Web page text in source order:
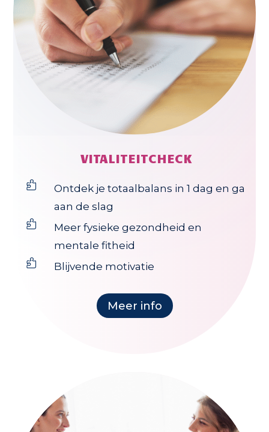
VITALITEITCHECK

Ontdek je totaalbalans in 1 dag en ga
aan de slag

Meer fysieke gezondheid en
mentale fitheid
 Blijvende motivatie
Meer info